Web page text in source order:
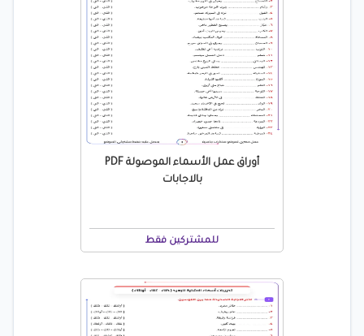
أوراق عمل الأسماء الموصولة PDF
بالاجابات
للمشتركين فقط